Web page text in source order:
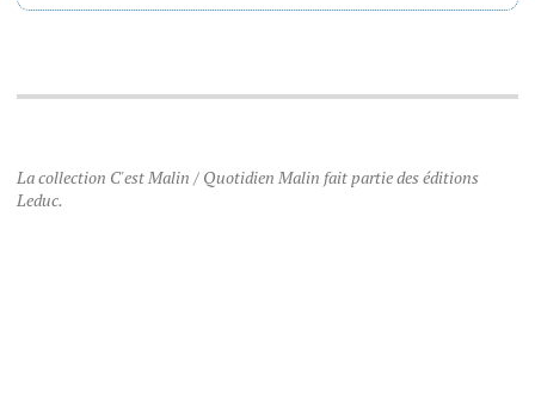
La collection C'est Malin / Quotidien Malin fait partie des éditions
Leduc.